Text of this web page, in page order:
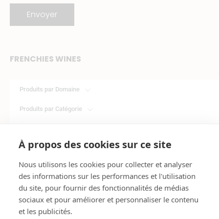
À propos des cookies sur ce site
Nous utilisons les cookies pour collecter et analyser
des informations sur les performances et l'utilisation
du site, pour fournir des fonctionnalités de médias
sociaux et pour améliorer et personnaliser le contenu
et les publicités.
f
a
e
b
o
k
i
n
t
a
r
m
k
i
Envoyer
FRENCHIES WINES
Produits par Domaine
Produits par Catégorie
INFORMATIONS LÉGALES
Conditions Générales de Vente
Conditions Générales d’Utilisation